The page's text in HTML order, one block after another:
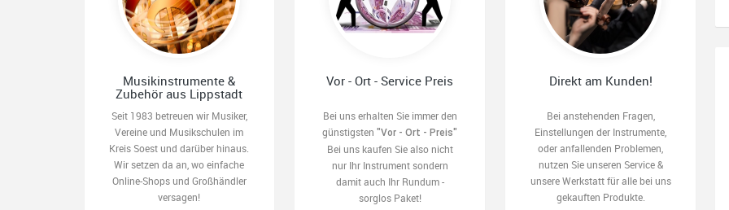
Musikinstrumente &
Zubehör aus Lippstadt
Seit 1983 betreuen wir Musiker,
Vereine und Musikschulen im
Kreis Soest und darüber hinaus.
Wir setzen da an, wo einfache
Online-Shops und Großhändler
versagen!
Vor - Ort - Service Preis
Bei uns erhalten Sie immer den
günstigsten"Vor - Ort - Preis"
Bei uns kaufen Sie also nicht
nur Ihr Instrument sondern
damit auch Ihr Rundum -
sorglos Paket!
Direkt am Kunden!
Bei anstehenden Fragen,
Einstellungen der Instrumente,
oder anfallenden Problemen,
nutzen Sie unseren Service &
unsere Werkstatt für alle bei uns
gekauften Produkte.